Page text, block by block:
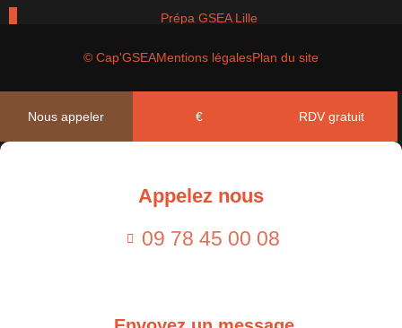
Prépa GSEA Lille
Prépa GSEA Paris
© Cap'GSEAMentions légalesPlan du site
Nous appeler € RDV gratuit
Appelez nous
09 78 45 00 08